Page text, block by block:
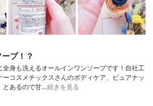
プ！？
全身も洗えるオールインワンソープです！自社工
ーコスメチックスさんのボディケア、ピュアナッ
とあるので甘…続きを見る